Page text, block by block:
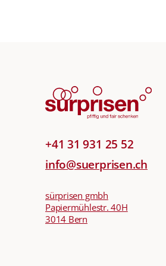
+41 31 931 25 52
info@suerprisen.ch
sürprisen gmbh
Papiermühlestr. 40H
3014 Bern